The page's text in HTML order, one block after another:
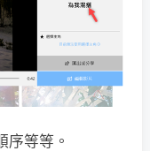
序等等。